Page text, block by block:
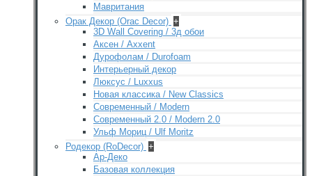
Мавритания
Орак Декор (Orac Decor) +
3D Wall Covering / 3д обои
Аксен / Axxent
Дурофолам / Durofoam
Интерьерный декор
Люксус / Luxxus
Новая классика / New Classics
Современный / Modern
Современный 2.0 / Modern 2.0
Ульф Мориц / Ulf Moritz
Родекор (RoDecor) +
Ар-Деко
Базовая коллекция